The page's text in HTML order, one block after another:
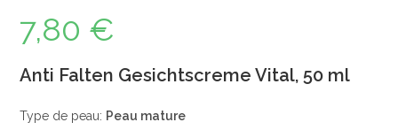
7,80 €
Anti Falten Gesichtscreme Vital, 50 ml
Type de peau: Peau mature